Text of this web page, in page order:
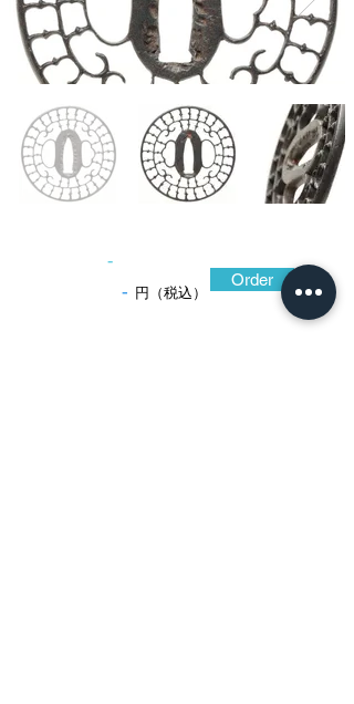
-
- 円（税込）
Order